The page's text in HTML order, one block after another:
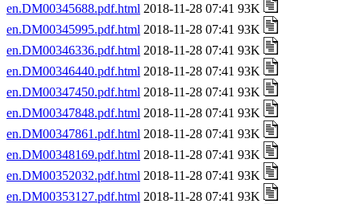
en.DM00345688.pdf.html 2018-11-28 07:41 93K
en.DM00345995.pdf.html 2018-11-28 07:41 93K
en.DM00346336.pdf.html 2018-11-28 07:41 93K
en.DM00346440.pdf.html 2018-11-28 07:41 93K
en.DM00347450.pdf.html 2018-11-28 07:41 93K
en.DM00347848.pdf.html 2018-11-28 07:41 93K
en.DM00347861.pdf.html 2018-11-28 07:41 93K
en.DM00348169.pdf.html 2018-11-28 07:41 93K
en.DM00352032.pdf.html 2018-11-28 07:41 93K
en.DM00353127.pdf.html 2018-11-28 07:41 93K